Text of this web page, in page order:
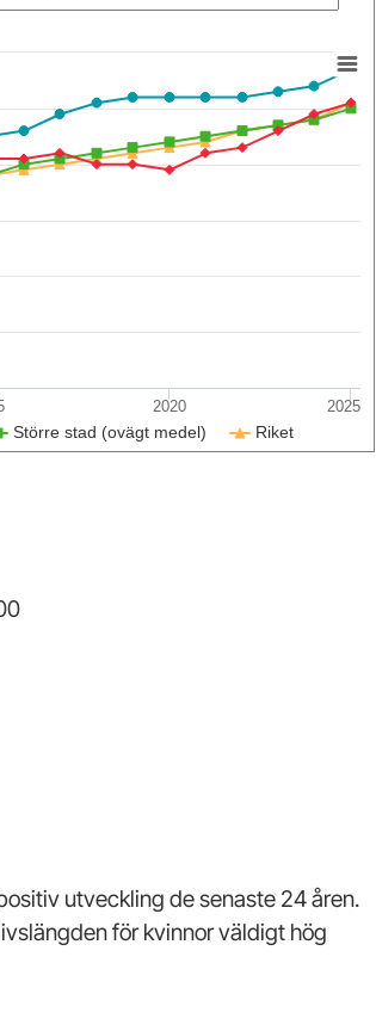
Större stad (ovägt medel) Riket
2020 2025
utveckling de senaste 24 åren.
för kvinnor väldigt hög